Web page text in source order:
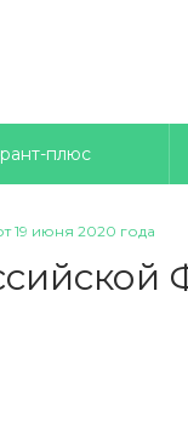
плюс
19 июня 2020 года